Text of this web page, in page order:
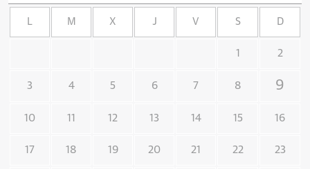
L M X J V S D
1 2
3 4 5 6 7 8 9
10 11 12 13 14 15 16
17 18 19 20 21 22 23